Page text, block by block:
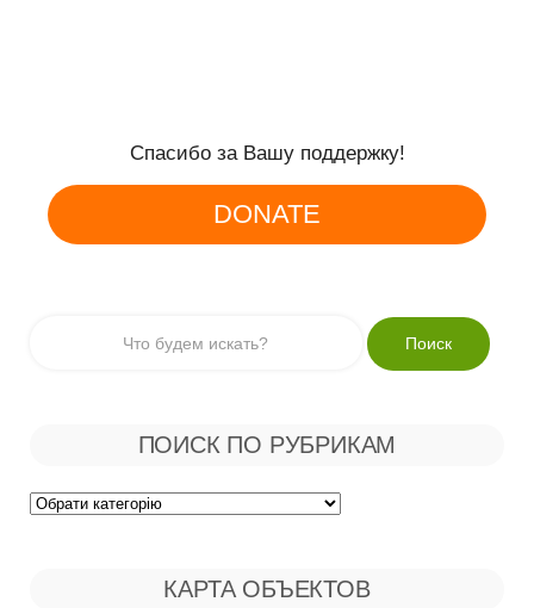
Спасибо за Вашу поддержку!
DONATE
ПОИСК ПО РУБРИКАМ
Поиск
КАРТА ОБЪЕКТОВ